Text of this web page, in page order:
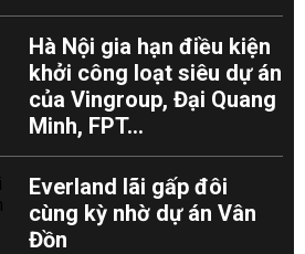
Hà Nội gia hạn điều kiện
khởi công loạt siêu dự án
của Vingroup, Đại Quang
Minh, FPT...
Everland lãi gấp đôi
cùng kỳ nhờ dự án Vân
Đồn